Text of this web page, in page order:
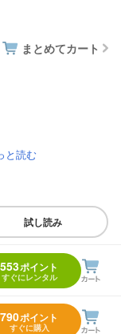
まとめてカート
と読む
試し読み
553ポイント
すぐにレンタル
790ポイント
すぐに購入